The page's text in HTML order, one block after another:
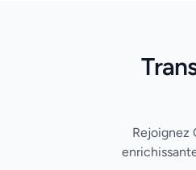
Rejoignez